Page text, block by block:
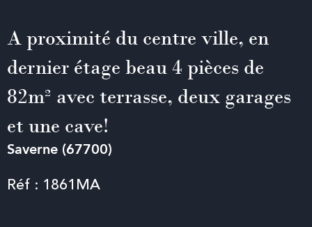
A proximité du centre ville, en
dernier étage beau 4 pièces de
82m² avec terrasse, deux garages
et une cave!
Saverne (67700)
Réf : 1861MA